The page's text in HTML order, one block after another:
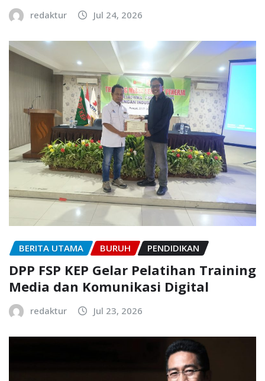
redaktur Jul 24, 2026
BERITA UTAMA BURUH PENDIDIKAN
DPP FSP KEP Gelar Pelatihan Training
Media dan Komunikasi Digital
redaktur Jul 23, 2026